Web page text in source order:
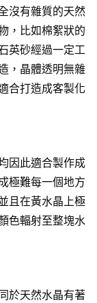
沒有雜質的天然
，比如棉絮狀的
英砂經過一定工
，晶體透明無雜
合打造成客製化
因此適合製作成
極難每一個地方
且在黃水晶上極
色輻射至整塊水
於天然水晶有著